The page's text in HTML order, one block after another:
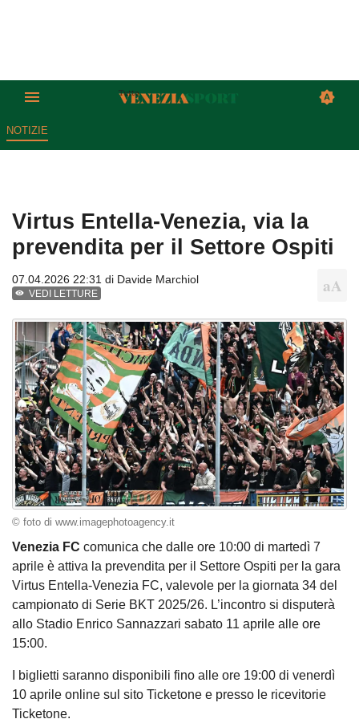
NOTIZIE
Virtus Entella-Venezia, via la
prevendita per il Settore Ospiti
07.04.2026 22:31 di Davide Marchiol
VEDI LETTURE
© foto di www.imagephotoagency.it
Venezia FC comunica che dalle ore 10:00 di martedì 7
aprile è attiva la prevendita per il Settore Ospiti per la gara
Virtus Entella-Venezia FC, valevole per la giornata 34 del
campionato di Serie BKT 2025/26. L’incontro si disputerà
allo Stadio Enrico Sannazzari sabato 11 aprile alle ore
15:00.
I biglietti saranno disponibili fino alle ore 19:00 di venerdì
10 aprile online sul sito Ticketone e presso le ricevitorie
Ticketone.